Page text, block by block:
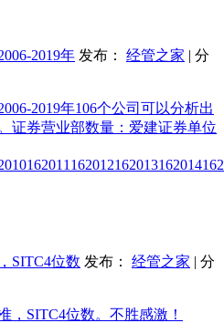
2019年 发布： 经管之家 | 分
2019年106个公司可以分析出
证券营业部数量：爱建证券单位
SITC4位数 发布： 经管之家 | 分
，SITC4位数。不胜感激！